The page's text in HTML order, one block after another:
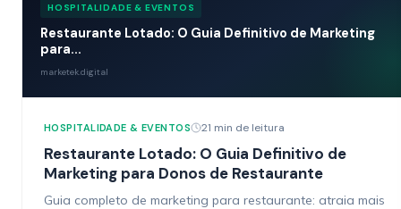
HOSPITALIDADE & EVENTOS
Restaurante Lotado: O Guia Definitivo de Marketing
para...
marketek.digital
HOSPITALIDADE & EVENTOS 21 min de leitura
Restaurante Lotado: O Guia Definitivo de
Marketing para Donos de Restaurante
Guia completo de marketing para restaurante: atraia mais